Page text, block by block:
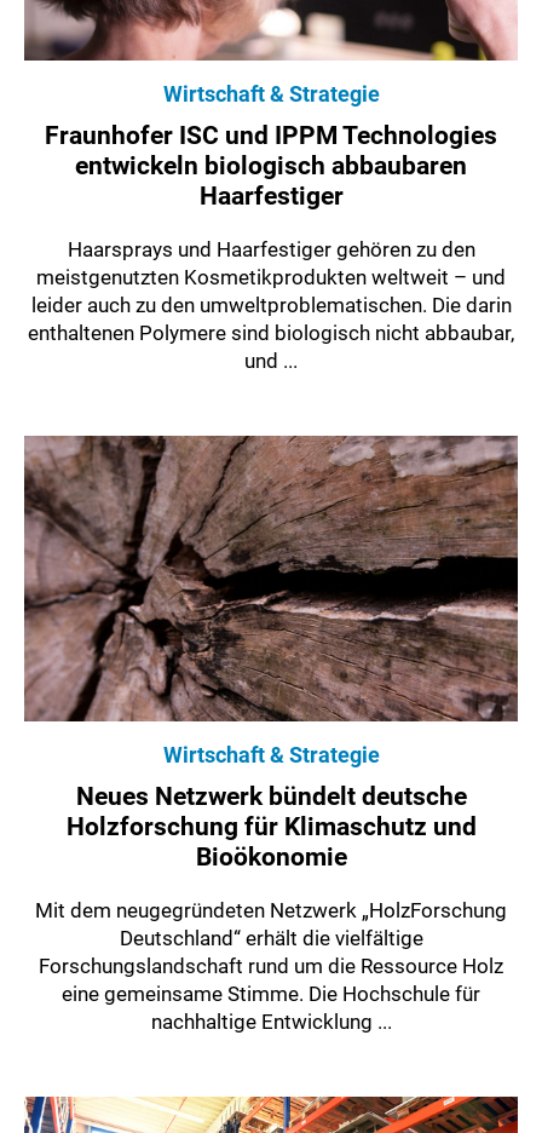
Wirtschaft & Strategie
Fraunhofer ISC und IPPM Technologies
entwickeln biologisch abbaubaren
Haarfestiger
Haarsprays und Haarfestiger gehören zu den
meistgenutzten Kosmetikprodukten weltweit – und
leider auch zu den umweltproblematischen. Die darin
enthaltenen Polymere sind biologisch nicht abbaubar,
und ...
Wirtschaft & Strategie
Neues Netzwerk bündelt deutsche
Holzforschung für Klimaschutz und
Bioökonomie
Mit dem neugegründeten Netzwerk „HolzForschung
Deutschland“ erhält die vielfältige
Forschungslandschaft rund um die Ressource Holz
eine gemeinsame Stimme. Die Hochschule für
nachhaltige Entwicklung ...